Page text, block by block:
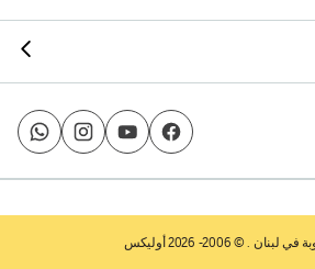
في لبنان . © 2006- 2026 أوليكس